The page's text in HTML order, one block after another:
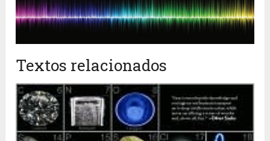
Textos relacionados